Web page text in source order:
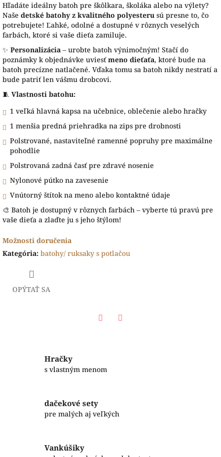
Hľadáte ideálny batoh pre škôlkara, školáka alebo na výlety?
Naše detské batohy z kvalitného polyesteru sú presne to, čo
potrebujete! Ľahké, odolné a dostupné v rôznych veselých
farbách, ktoré si vaše dieťa zamiluje.
✨ Personalizácia – urobte batoh výnimočným! Stačí do
poznámky k objednávke uviesťmeno dieťaťa, ktoré bude na
batoh precízne natlačené. Vďaka tomu sa batoh nikdy nestratí a
bude patriť len vášmu drobcovi.
🧵 Vlastnosti batohu:
1 veľká hlavná kapsa na učebnice, oblečenie alebo hračky
1 menšia predná priehradka na zips pre drobnosti
Polstrované, nastaviteľné ramenné popruhy pre maximálne
pohodlie
Polstrovaná zadná časť pre zdravé nosenie
Nylonové pútko na zavesenie
Vnútorný štítok na meno alebo kontaktné údaje
🎨 Batoh je dostupný v rôznych farbách – vyberte tú pravú pre
vaše dieťa a zlaďte ju s jeho štýlom!
Možnosti doručenia
Kategória: batohy/ ruksaky s potlačou
OPÝTAŤ SA
Hračky
s vlastným menom
dačekové sety
pre malých aj veľkých
Vankúšiky